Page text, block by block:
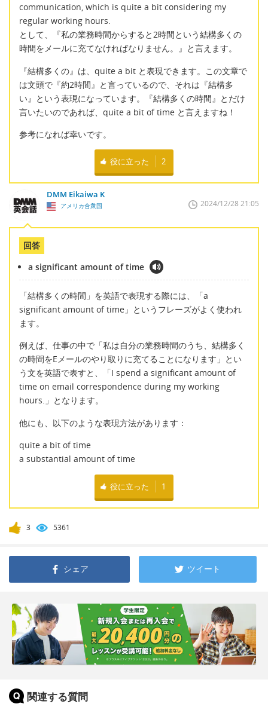
communication, which is quite a bit considering my
regular working hours.
として、『私の業務時間からすると2時間という結構多くの
時間をメールに充てなければなりません。』と言えます。
『結構多くの』は、quite a bit と表現できます。この文章で
は文頭で『約2時間』と言っているので、それは『結構多
い』という表現になっています。『結構多くの時間』とだけ
言いたいのであれば、quite a bit of time と言えますね！
参考になれば幸いです。
役に立った 2
DMM Eikaiwa K
アメリカ合衆国 2024/12/28 21:05
回答
a significant amount of time
「結構多くの時間」を英語で表現する際には、「a
significant amount of time」というフレーズがよく使われ
ます。
例えば、仕事の中で「私は自分の業務時間のうち、結構多く
の時間をEメールのやり取りに充てることになります」とい
う文を英語で表すと、「I spend a significant amount of
time on email correspondence during my working
hours.」となります。
他にも、以下のような表現方法があります：
quite a bit of time
a substantial amount of time
役に立った 1
3 5361
シェア ツイート
関連する質問